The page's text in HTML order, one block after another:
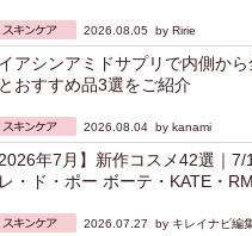
2026.08.05 by Ririe
アシンアミドサプリで内側か
おすすめ品3選をご紹介
2026.08.04 by kanami
2026年7月】新作コスメ42選｜
・ド・ポー ボーテ・KATE・
2026.07.27 by キレイナビ編